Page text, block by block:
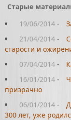
Старые
19/06/2014 -
21/04/2014 -
старости и
07/04/2014 -
16/01/2014 -
призрачно
06/01/2014 -
300 лет, уже